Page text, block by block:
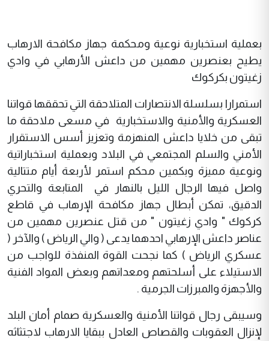
بعملية استخبارية نوعية ومحكمة جهاز مكافحة الارهاب
يطيح بعنصرين مهمين من داعش الأرهابي في وادي
زغيتون بكركوك
استمرارا بسلسلة الانتصارات المتلاحقة التي تحققها قواتنا
العسكرية والأمنية والاستخبارية في مسعى ملاحقة ما
تبقى من خلايا داعش المنهزمة وتعزيز أسس الاستقرار
الأمني والسلم المجتمعي في البلاد وبعملية استخباراتية
ونوعية مميزة وبكمين محكم استمر لأربعة أيام متتالية
واصل فيها الرجال الليل بالنهار في المتابعة والتحري
الدقيق، تمكن أبطال جهاز مكافحة الإرهاب في قاطع
كركوك " وادي زغيتون " من قتل عنصرين مهمين من
عناصر داعش الإرهابي احدهما يدعى ( والي الرياض ) والآخر (
عسكري الرياض ) كما نجحت القوة المنفذة للواجب من
الاستيلاء على أسلحتهم ومعداتهم وبعض المواد الفنية
والأجهزة والمبرزات الجرمية .
وسيبقى رجال قواتنا الأمنية والعسكرية صمام أمان البلد
لإنزال العقوبات والقصاص العادل ببقايا الارهاب لاجتثاثه